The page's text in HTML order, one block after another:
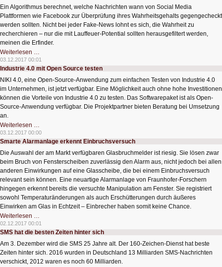
und
Co.
Ein Algorithmus berechnet, welche Nachrichten wann von Social Media
Plattformen wie Facebook zur Überprüfung ihres Wahrheitsgehalts gegengecheckt
werden sollten. Nicht bei jeder Fake-News lohnt es sich, die Wahrheit zu
recherchieren – nur die mit Lauffeuer-Potential sollten herausgefiltert werden,
meinen die Erfinder.
Weiterlesen …
KI
gegen
die
03.12.2017 00:01
Industrie 4.0 mit Open Source testen
NIKI 4.0, eine Open-Source-Anwendung zum einfachen Testen von Industrie 4.0
im Unternehmen, ist jetzt verfügbar. Eine Möglichkeit auch ohne hohe Investitionen
können die Vorteile von Industrie 4.0 zu testen. Das Softwarepaket ist als Open-
Source-Anwendung verfügbar. Die Projektpartner bieten Beratung bei Umsetzung
an.
Weiterlesen …
4.0
mit
Open
testen
03.12.2017 00:00
Smarte Alarmanlage erkennt Einbruchsversuch
Die Auswahl der am Markt verfügbaren Glasbruchmelder ist riesig. Sie lösen zwar
beim Bruch von Fensterscheiben zuverlässig den Alarm aus, nicht jedoch bei allen
anderen Einwirkungen auf eine Glasscheibe, die bei einem Einbruchsversuch
relevant sein können. Eine neuartige Alarmanlage von Fraunhofer-Forschern
hingegen erkennt bereits die versuchte Manipulation am Fenster. Sie registriert
sowohl Temperaturänderungen als auch Erschütterungen durch äußeres
Einwirken am Glas in Echtzeit – Einbrecher haben somit keine Chance.
Weiterlesen …
Alarmanlage
erkennt
Einbruchsversuch
02.12.2017 00:01
SMS hat die besten Zeiten hinter sich
Am 3. Dezember wird die SMS 25 Jahre alt. Der 160-Zeichen-Dienst hat beste
Zeiten hinter sich. 2016 wurden in Deutschland 13 Milliarden SMS-Nachrichten
verschickt, 2012 waren es noch 60 Milliarden.